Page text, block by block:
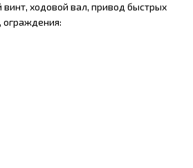
винт, ходовой вал, привод быстрых